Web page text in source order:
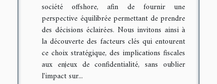
société offshore, afin de fournir une
perspective équilibrée permettant de prendre
des décisions éclairées. Nous invitons ainsi à
la découverte des facteurs clés qui entourent
ce choix stratégique, des implications fiscales
aux enjeux de confidentialité, sans oublier
l'impact sur...